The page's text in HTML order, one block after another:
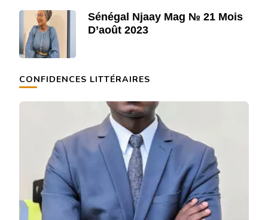
Sénégal Njaay Mag № 21 Mois
D’août 2023
CONFIDENCES LITTÉRAIRES